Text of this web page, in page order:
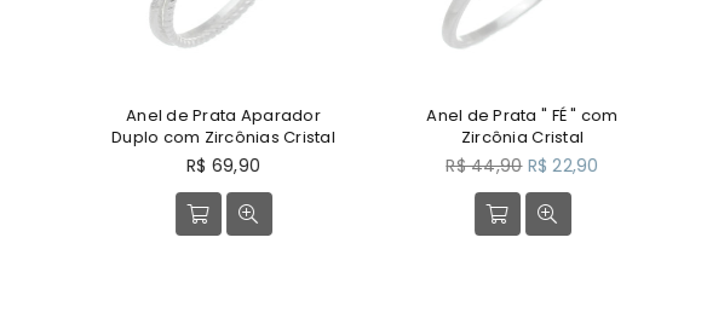
Anel de Prata Aparador
Duplo com Zircônias Cristal
Preço
R$ 69,90
Anel de Prata " FÉ " com
Zircônia Cristal
Preço
R$ 44,90 R$ 22,90